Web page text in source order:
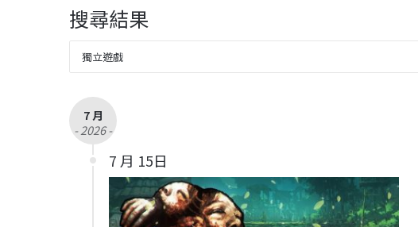
搜尋結果
7 月
- 2026 -
7 月 15日